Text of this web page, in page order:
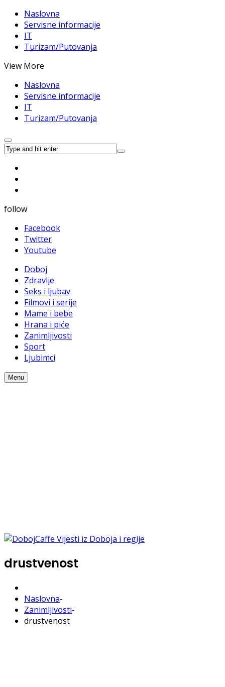
Naslovna
Servisne informacije
IT
Turizam/Putovanja
View More
Naslovna
Servisne informacije
IT
Turizam/Putovanja
follow
Facebook
Twitter
Youtube
Doboj
Zdravlje
Seks i ljubav
Filmovi i serije
Mame i bebe
Hrana i piće
Zanimljivosti
Sport
Ljubimci
Menu
drustvenost
Naslovna-
Zanimljivosti-
drustvenost